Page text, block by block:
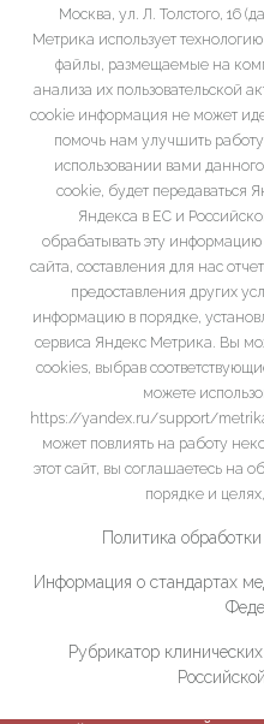
Москва, ул. Л. Толстого, 16
Метрика использует
файлы, размещаемые на
анализа их пользовательской
cookie информация не может
помочь нам улучшить
использовании вами
cookie, будет передаваться
Яндекса в ЕС и
обрабатывать эту
сайта, составления для нас
предоставления других
информацию в порядке,
сервиса Яндекс Метрика. Вы
cookies, выбрав
можете
https://yandex.ru/support/
может повлиять на работу
этот сайт, вы соглашаетесь на
порядке и
Политика
Информация о стандартах
Рубрикатор